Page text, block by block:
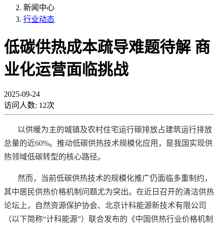
新闻中心
行业动态
低碳供热成本疏导难题待解 商
业化运营面临挑战
2025-09-24
访问人数: 12次
以供暖为主的城镇及农村住宅运行碳排放占建筑运行排放
总量的近60%。推动低碳供热技术规模化应用，是我国实现供
热领域低碳转型的核心路径。
然而，当前低碳供热技术的规模化推广仍面临多重制约，
其中居民供热价格机制问题尤为突出。在近日召开的清洁供热
论坛上，自然资源保护协会、北京计科能源新技术有限公司
（以下简称“计科能源”）联合发布的《中国供热行业价格机制